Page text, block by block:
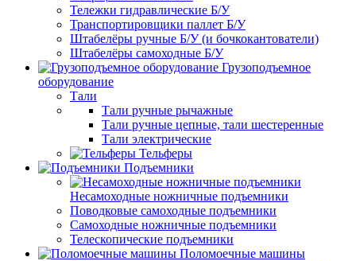
Тележки гидравлические Б/У
Транспортировщики паллет Б/У
Штабелёры ручные Б/У (и бочкокантователи)
Штабелёры самоходные Б/У
Грузоподъемное
оборудование
Тали
Тали ручные рычажные
Тали ручные цепные, тали шестеренные
Тали электрические
Тельферы
Подъемники
Несамоходные ножничные подъемники
Поводковые самоходные подъемники
Самоходные ножничные подъемники
Телескопические подъемники
Поломоечные машины